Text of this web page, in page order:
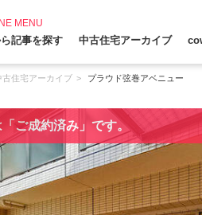
MENU
記事を探す 中古住宅アーカイブ
古住宅アーカイブ プラウド弦巻アベニュー
ご成約済み」です。